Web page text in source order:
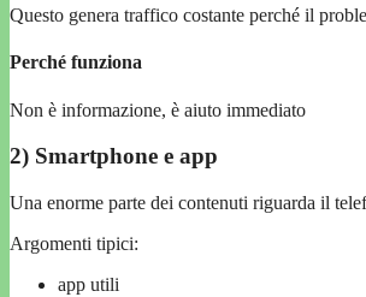
Questo genera traffico costante perché il
Perché funziona
Non è informazione, è aiuto immediato
2) Smartphone e app
Una enorme parte dei contenuti riguarda il
Argomenti tipici:
app utili